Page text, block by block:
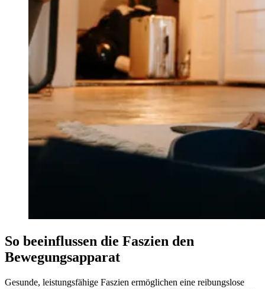
So beeinflussen die Faszien den
Bewegungsapparat
Gesunde, leistungsfähige Faszien ermöglichen eine reibungslose